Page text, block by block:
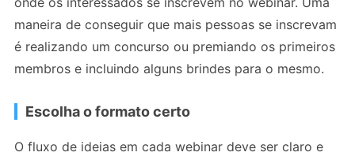
maneira de conseguir que mais pessoas se inscrevam
é realizando um concurso ou premiando os primeiros
membros e incluindo alguns brindes para o mesmo.
Escolha o formato certo
O fluxo de ideias em cada webinar deve ser claro e